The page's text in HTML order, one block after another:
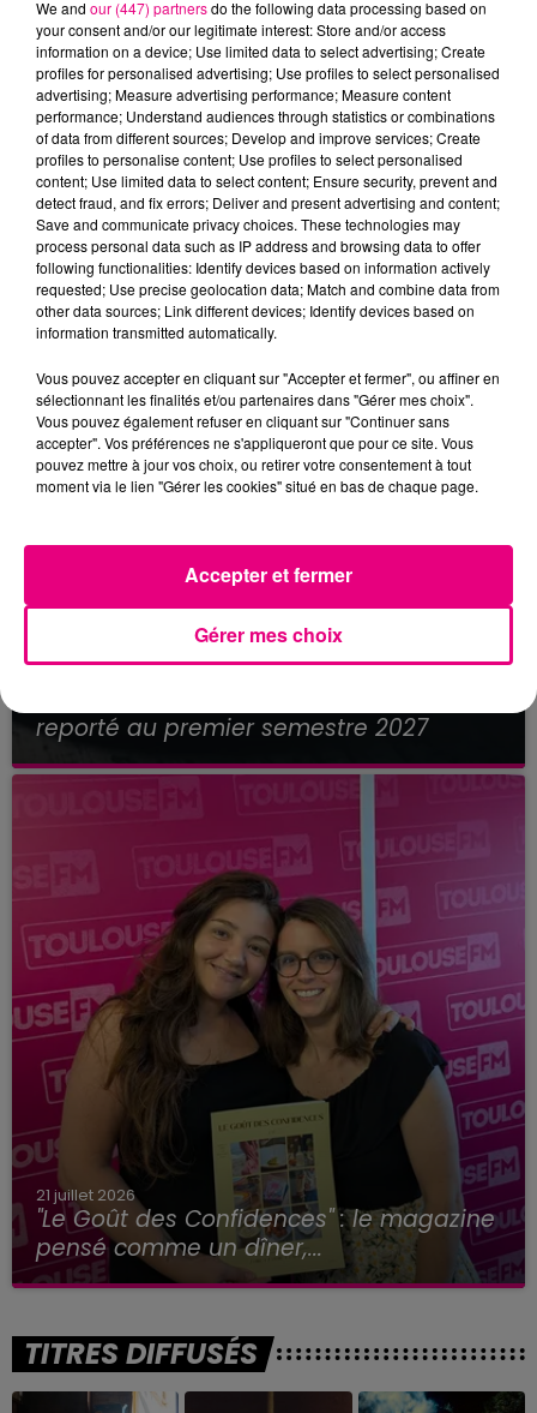
22 juillet 2026
Toulouse : circulation perturbée dans le
secteur François Verdier...
reporté au premier semestre 2027
21 juillet 2026
"Le Goût des Confidences" : le magazine
pensé comme un dîner,...
TITRES DIFFUSÉS
We and our (447) partnersdo the following data processing based on
your consent and/or our legitimate interest: Store and/or access
information on a device; Use limited data to select advertising; Create
profiles for personalised advertising; Use profiles to select personalised
advertising; Measure advertising performance; Measure content
performance; Understand audiences through statistics or combinations
of data from different sources; Develop and improve services; Create
profiles to personalise content; Use profiles to select personalised
content; Use limited data to select content; Ensure security, prevent and
detect fraud, and fix errors; Deliver and present advertising and content;
Save and communicate privacy choices. These technologies may
process personal data such as IP address and browsing data to offer
following functionalities: Identify devices based on information actively
requested; Use precise geolocation data; Match and combine data from
other data sources; Link different devices; Identify devices based on
information transmitted automatically.
Vous pouvez accepter en cliquant sur "Accepter et fermer", ou affiner en
sélectionnant les finalités et/ou partenaires dans "Gérer mes choix".
Vous pouvez également refuser en cliquant sur "Continuer sans
accepter". Vos préférences ne s'appliqueront que pour ce site. Vous
pouvez mettre à jour vos choix, ou retirer votre consentement à tout
moment via le lien "Gérer les cookies" situé en bas de chaque page.
Gérer mes choix
Accepter et fermer